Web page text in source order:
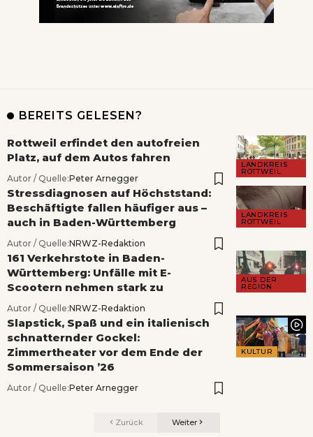
BEREITS GELESEN?
LANDKREIS
ROTTWEIL
Rottweil erfindet den autofreien
Platz, auf dem Autos fahren
Autor / Quelle:Peter Arnegger
LANDKREIS
ROTTWEIL
Stressdiagnosen auf Höchststand:
Beschäftigte fallen häufiger aus –
auch in Baden-Württemberg
Autor / Quelle:NRWZ-Redaktion
AUS DER
REGION
161 Verkehrstote in Baden-
Württemberg: Unfälle mit E-
Scootern nehmen stark zu
Autor / Quelle:NRWZ-Redaktion
KULTUR
Slapstick, Spaß und ein italienisch
schnatternder Gockel:
Zimmertheater vor dem Ende der
Sommersaison ’26
Autor / Quelle:Peter Arnegger
Zurück Weiter